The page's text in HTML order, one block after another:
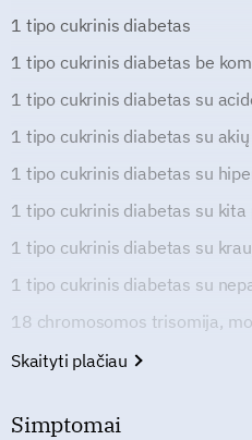
1 tipo cukrinis diabetas
1 tipo cukrinis diabetas be
1 tipo cukrinis diabetas su
1 tipo cukrinis diabetas su
1 tipo cukrinis diabetas su
1 tipo cukrinis diabetas su
1 tipo cukrinis diabetas su
1 tipo cukrinis diabetas su
18 chromosomos trisomija,
Skaityti plačiau
Simptomai